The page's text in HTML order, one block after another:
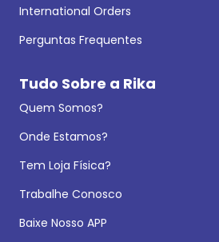
International Orders
Perguntas Frequentes
Tudo Sobre a Rika
Quem Somos?
Onde Estamos?
Tem Loja Física?
Trabalhe Conosco
Baixe Nosso APP